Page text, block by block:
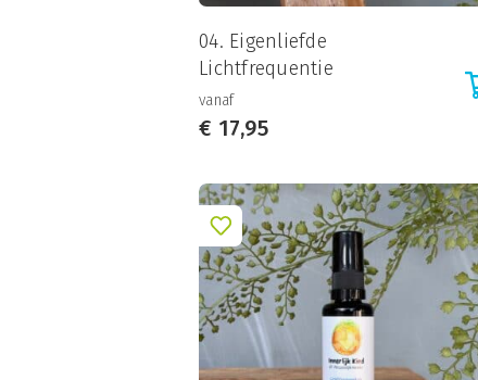
04. Eigenliefde
Lichtfrequentie
vanaf
€ 17,95